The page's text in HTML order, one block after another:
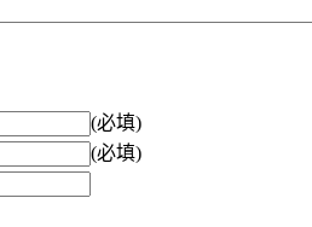
(必填)
(必填)